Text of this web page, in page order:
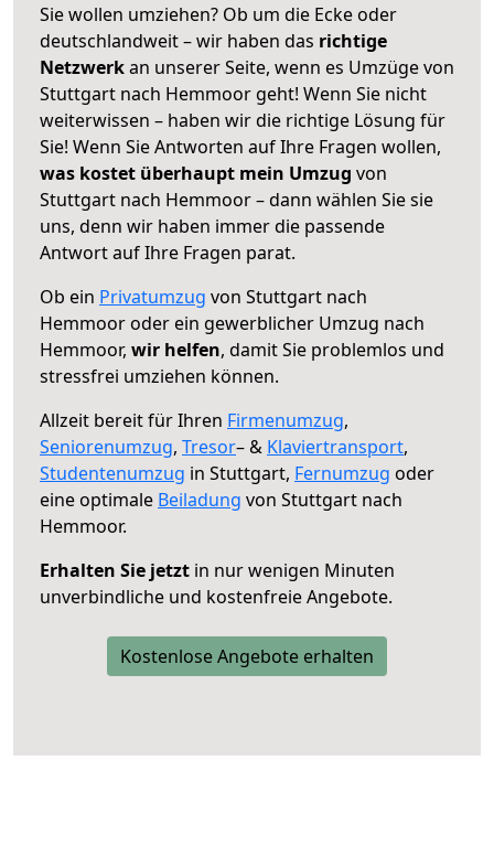
Sie wollen umziehen? Ob um die Ecke oder
deutschlandweit – wir haben das richtige
Netzwerkan unserer Seite, wenn es Umzüge von
Stuttgart nach Hemmoor geht! Wenn Sie nicht
weiterwissen – haben wir die richtige Lösung für
Sie! Wenn Sie Antworten auf Ihre Fragen wollen,
was kostet überhaupt mein Umzug von
Stuttgart nach Hemmoor – dann wählen Sie sie
uns, denn wir haben immer die passende
Antwort auf Ihre Fragen parat.
Ob ein Privatumzug von Stuttgart nach
Hemmoor oder ein gewerblicher Umzug nach
Hemmoor, wir helfen, damit Sie problemlos und
stressfrei umziehen können.
Allzeit bereit für Ihren Firmenumzug,
Seniorenumzug, Tresor– & Klaviertransport,
Studentenumzug in Stuttgart, Fernumzug oder
eine optimale Beiladung von Stuttgart nach
Hemmoor.
Erhalten Sie jetzt in nur wenigen Minuten
unverbindliche und kostenfreie Angebote.
Kostenlose Angebote erhalten